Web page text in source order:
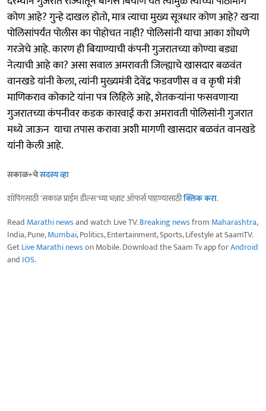
कोण आहे? गुन्हे दाखल होतो, मात्र त्याचा मुख्य सूत्रधार कोण आहे? खऱ्या
पोलिसांपर्यंत पोलीस का पोहोचत नाही? पोलिसांनी याचा आका शोधणे
गरजेचे आहे. कारण ही बियाण्याची कंपनी गुजरातच्या कोण्या बड्या
नेत्याची आहे का? असा सवाल अमरावती जिल्ह्याचे खासदार बळवंत
वानखडे यांनी केला, त्यांनी मुख्यमंत्री देवेंद्र फडवणीस व व कृषी मंत्री
माणिकराव कोकाटे यांना पत्र लिहिले आहे, शेतकऱ्यांना फसवणाऱ्या
गुजरातच्या कंपनीवर कडक कारवाई करा अमरावती पोलिसांनी गुजरात
मध्ये जाऊन याचा तपास करावा अशी मागणी खासदार बळवंत वानखडे
यांनी केली आहे.
सकाळ+चेसदस्य व्हा
शॉपिंगसाठी 'सकाळ प्राईम डील्स'च्या भन्नाट ऑफर्स पाहण्यासाठीक्लिक करा.
Read Marathi newsand watch Live TV.Breaking newsfrom Maharashtra,
India, Pune,Mumbai, Politics, Entertainment, Sports, Lifestyle at SaamTV.
GetLive Marathi newson Mobile. Download the Saam Tv app forAndroid
and IOS.